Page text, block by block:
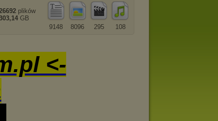
108
295
8096
9148
plików
GB